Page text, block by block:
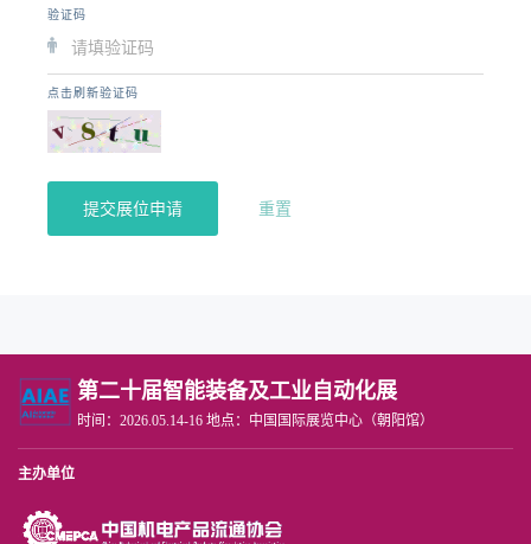
验证码
点击刷新验证码
提交展位申请 重置
第二十届智能装备及工业自动化展
时间：2026.05.14-16 地点：中国国际展览中心（朝阳馆）
主办单位